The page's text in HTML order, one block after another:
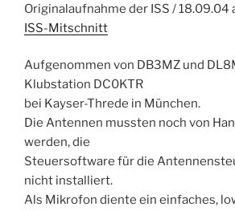
Originalaufnahme der ISS / 18.09.04
ISS-Mitschnitt
Aufgenommen von DB3MZ und
Klubstation DC0KTR
bei Kayser-Threde in München.
Die Antennen mussten noch von
werden, die
Steuersoftware für die
nicht installiert.
Als Mikrofon diente ein einfaches,